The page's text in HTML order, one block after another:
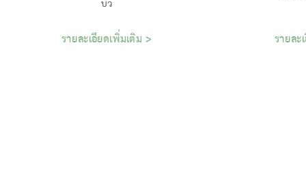
รายละเอียดเพิ่มเติม > รายละ